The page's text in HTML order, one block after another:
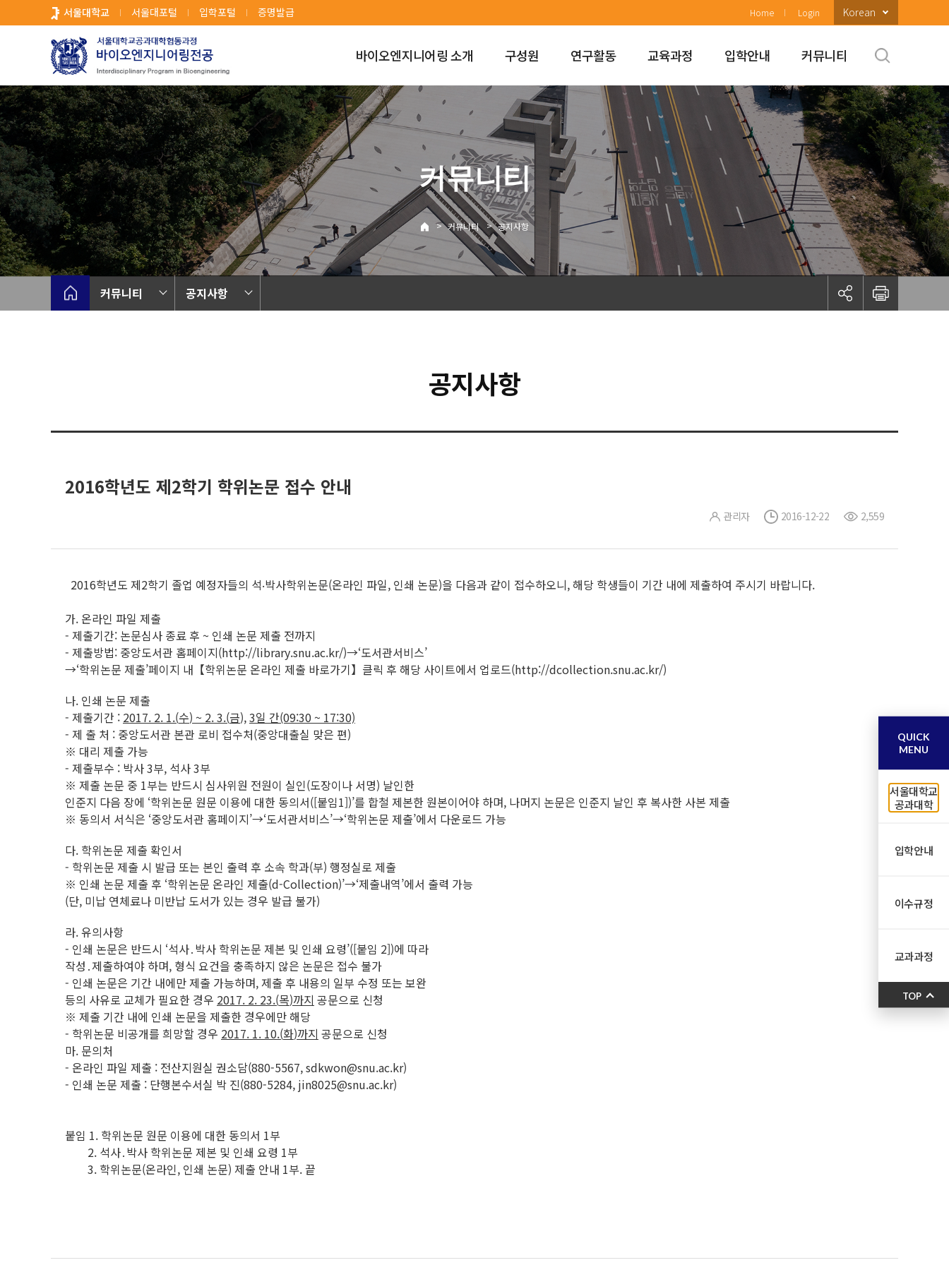
로
뉴
서울대학교 서울대포털 입학포털 증명발급 Home Login Korean
바이오엔지니어링 소개 구성원 연구활동 교육과정 입학안내 커뮤니티
커뮤니티
> 커뮤니티 > 공지사항
커뮤니티 공지사항
공지사항
2016학년도 제2학기 학위논문 접수 안내
관리자 2016-12-22 2,559
2016학년도 제2학기 졸업 예정자들의 석‧박사학위논문(온라인 파일, 인쇄 논문)을 다음과 같이 접수하오니, 해당 학생들이 기간 내에 제출하여 주시기 바랍니다.
가. 온라인 파일 제출
- 제출기간: 논문심사 종료 후 ~ 인쇄 논문 제출 전까지
- 제출방법: 중앙도서관 홈페이지(http://library.snu.ac.kr/)→‘도서관서비스’
→‘학위논문 제출’페이지 내【학위논문 온라인 제출 바로가기】클릭 후 해당 사이트에서 업로드(http://dcollection.snu.ac.kr/)
나. 인쇄 논문 제출
- 제출기간 : 2017. 2. 1.(수) ~ 2. 3.(금),3일 간(09:30 ~ 17:30)
- 제 출 처 : 중앙도서관 본관 로비 접수처(중앙대출실 맞은 편)
※ 대리 제출 가능
- 제출부수 : 박사 3부, 석사 3부
※ 제출 논문 중 1부는 반드시 심사위원 전원이 실인(도장이나 서명) 날인한
인준지 다음 장에 ‘학위논문 원문 이용에 대한 동의서([붙임1])’를 합철 제본한 원본이어야 하며, 나머지 논문은 인준지 날인 후 복사한 사본 제출
※ 동의서 서식은 ‘중앙도서관 홈페이지’→‘도서관서비스’→‘학위논문 제출’에서 다운로드 가능
다. 학위논문 제출 확인서
- 학위논문 제출 시 발급 또는 본인 출력 후 소속 학과(부) 행정실로 제출
※ 인쇄 논문 제출 후 ‘학위논문 온라인 제출(d-Collection)’→‘제출내역’에서 출력 가능
(단, 미납 연체료나 미반납 도서가 있는 경우 발급 불가)
라. 유의사항
- 인쇄 논문은 반드시 ‘석사․박사 학위논문 제본 및 인쇄 요령’([붙임 2])에 따라
작성․제출하여야 하며, 형식 요건을 충족하지 않은 논문은 접수 불가
- 인쇄 논문은 기간 내에만 제출 가능하며, 제출 후 내용의 일부 수정 또는 보완
등의 사유로 교체가 필요한 경우 2017. 2. 23.(목)까지 공문으로 신청
※ 제출 기간 내에 인쇄 논문을 제출한 경우에만 해당
- 학위논문 비공개를 희망할 경우 2017. 1. 10.(화)까지 공문으로 신청
마. 문의처
- 온라인 파일 제출 : 전산지원실 권소담(880-5567, sdkwon@snu.ac.kr)
- 인쇄 논문 제출 : 단행본수서실 박 진(880-5284, jin8025@snu.ac.kr)
붙임 1. 학위논문 원문 이용에 대한 동의서 1부
2. 석사․박사 학위논문 제본 및 인쇄 요령 1부
3. 학위논문(온라인, 인쇄 논문) 제출 안내 1부. 끝
QUICK
MENU
서울대학교
공과대학
입학안내
이수규정
교과과정
TOP